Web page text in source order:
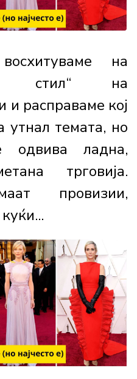
на
стил“ на
и расправаме кој
утнал темата, но
одвива ладна,
трговија.
провизии,